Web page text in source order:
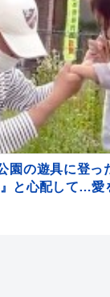
園の遊具に登
と心配して…愛